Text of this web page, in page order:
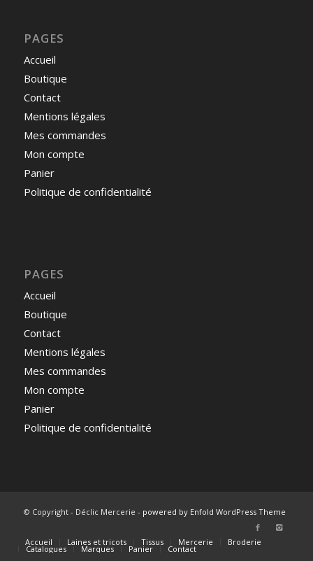
PAGES
Accueil
Boutique
Contact
Mentions légales
Mes commandes
Mon compte
Panier
Politique de confidentialité
PAGES
Accueil
Boutique
Contact
Mentions légales
Mes commandes
Mon compte
Panier
Politique de confidentialité
© Copyright - Déclic Mercerie - powered by Enfold WordPress Theme
Accueil Laines et tricots Tissus Mercerie Broderie
Catalogues Marques Panier Contact